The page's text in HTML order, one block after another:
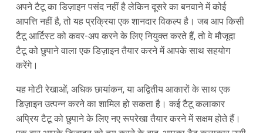
अपने टैटू का डिज़ाइन पसंद नहीं है लेकिन दूसरे का बनवाने में कोई
आपत्ति नहीं है, तो यह प्रक्रिया एक शानदार विकल्प है। जब आप किसी
टैटू आर्टिस्ट को कवर-अप करने के लिए नियुक्त करते हैं, तो वे मौजूदा
टैटू को छुपाने वाला एक डिज़ाइन तैयार करने में आपके साथ सहयोग
करेंगे।
यह मोटी रेखाओं, अधिक छायांकन, या अद्वितीय आकारों के साथ एक
डिज़ाइन उत्पन्न करने का शामिल हो सकता है। कई टैटू कलाकार
अप्रिय टैटू को छुपाने के लिए नए रूपरेखा तैयार करने में सक्षम होते हैं।